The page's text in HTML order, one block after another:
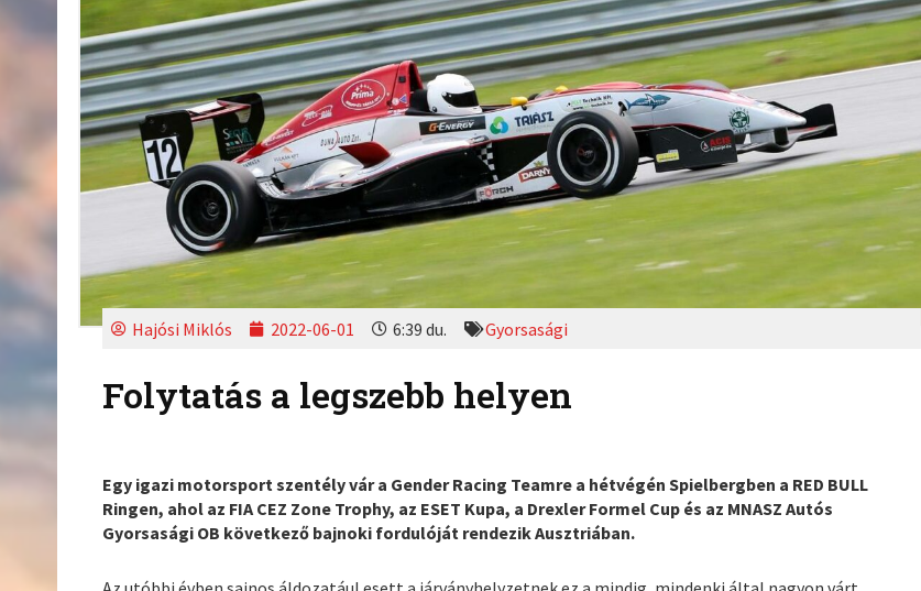
Hajósi Miklós 2022-06-01 6:39 du. Gyorsasági
Folytatás a legszebb helyen
Egy igazi motorsport szentély vár a Gender Racing Teamre a hétvégén Spielbergben a RED BULL
Ringen, ahol az FIA CEZ Zone Trophy, az ESET Kupa, a Drexler Formel Cup és az MNASZ Autós
Gyorsasági OB következő bajnoki fordulóját rendezik Ausztriában.